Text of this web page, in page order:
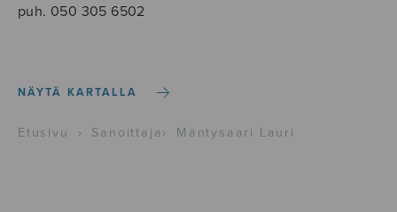
puh. 050 305 6502
NÄYTÄ KARTALLA
Etusivu › Sanoittaja › Mäntysaari Lauri